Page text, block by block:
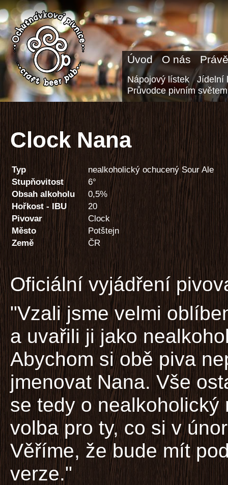
Úvod O nás
Nápojový lístek
Jídelní
Průvodce pivním světem
Clock Nana
Typ
nealkoholický ochucený Sour Ale
Stupňovitost
6°
Obsah alkoholu
0,5%
Hořkost - IBU
20
Pivovar
Clock
Město
Potštejn
Země
ČR
Oficiální vyjádření
"Vzali jsme velmi
a uvařili ji jako
Abychom si obě piva
jmenovat Nana. Vše
se tedy o
volba pro ty, co si v
Věříme, že bude mít
verze."